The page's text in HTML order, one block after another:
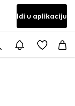
Idi u aplikaciju